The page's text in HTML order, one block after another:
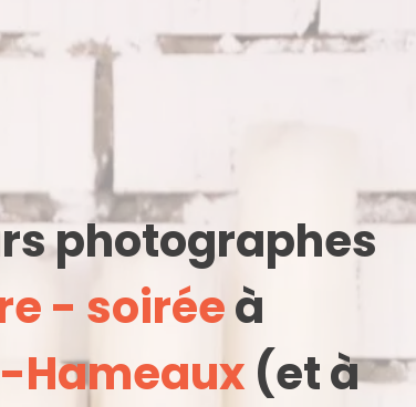
photographes
- soiréeà
(et à